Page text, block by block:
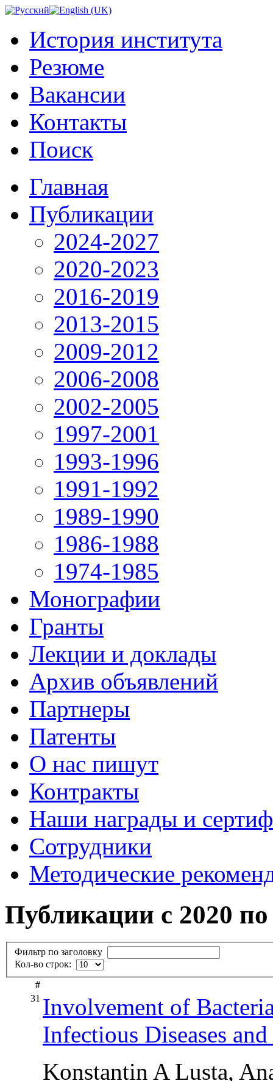
История института
Резюме
Вакансии
Контакты
Поиск
Главная
Публикации
2024-2027
2020-2023
2016-2019
2013-2015
2009-2012
2006-2008
2002-2005
1997-2001
1993-1996
1991-1992
1989-1990
1986-1988
1974-1985
Монографии
Гранты
Лекции и доклады
Архив объявлений
Партнеры
Патенты
О нас пишут
Контракты
Наши награды и
Сотрудники
Методические
Публикации с 2020 по
Фильтр по заголовку
Кол-во строк:
#
31 Involvement of
Infectious Diseases
Konstantin A Lusta,